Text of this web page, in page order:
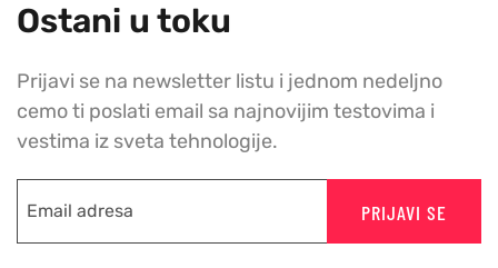
Ostani u toku
Prijavi se na newsletter listu i jednom nedeljno
cemo ti poslati email sa najnovijim testovima i
vestima iz sveta tehnologije.
PRIJAVI SE